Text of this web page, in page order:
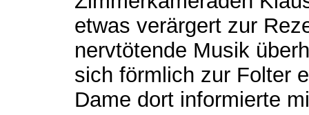
etwas verärgert zur
nervtötende Musik
sich förmlich zur Folter
Dame dort informierte